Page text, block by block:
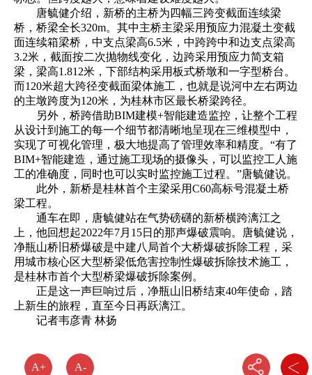
A+ A-
唐毓健介绍，新桥的主桥为四幅三跨变截面连续梁
桥，桥梁全长320m。其中主桥主梁采用预应力混凝土变截
面连续箱梁桥，中支点梁高6.5米，中跨跨中和边支点梁高
3.2米，截面按二次抛物线变化，边跨采用预应力简支箱
梁，梁高1.812米，下部结构采用板式桥墩和一字型桥台。
而120米超大跨径变截面梁体施工，也就是说河中左右两边
的主墩跨度为120米，为桂林市区最长桥梁跨径。
另外，桥跨借助BIM建模+智能建造监控，让整个工程
从设计到施工的每一个细节都清晰地呈现在三维模型中，
实现了可视化管理，极大地提高了管理效率和精度。“有了
BIM+智能建造，通过施工现场的摄像头，可以监控工人施
工的准确度，同时也可以实时监控施工过程。”唐毓健说。
此外，新桥是桂林首个主梁采用C60高标号混凝土桥
梁工程。
通车在即，唐毓健站在气势磅礴的新桥横跨漓江之
上，他回想起2022年7月15日的那声爆破震响。唐毓健说，
净瓶山桥旧桥爆破是中建八局首个大桥爆破拆除工程，采
用城市核心区大型桥梁低危害控制性爆破拆除技术施工，
是桂林市首个大型桥梁爆破拆除案例。
正是这一声巨响过后，净瓶山旧桥结束40年使命，踏
上新生的旅程，直至今日再跃漓江。
记者韦彦青 林扬